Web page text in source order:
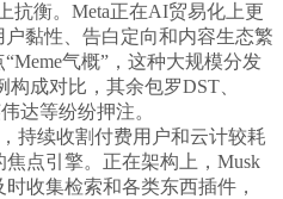
抗衡。Meta正在AI贸易化上更
黏性、告白定向和内容生态繁
气概”，这种大规模分发
成对比，其余包罗DST、
达等纷纷押注。
持续收割付费用户和云计较耗
点引擎。正在架构上，Musk
收集检索和各类东西插件，